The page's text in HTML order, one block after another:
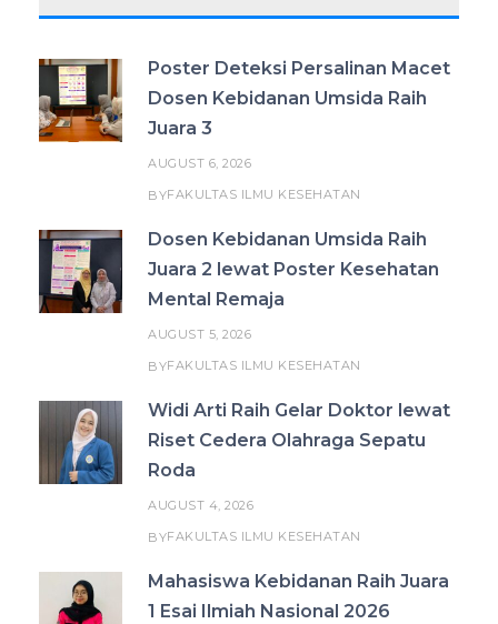
Poster Deteksi Persalinan Macet
Dosen Kebidanan Umsida Raih
Juara 3
AUGUST 6, 2026
BYFAKULTAS ILMU KESEHATAN
Dosen Kebidanan Umsida Raih
Juara 2 lewat Poster Kesehatan
Mental Remaja
AUGUST 5, 2026
BYFAKULTAS ILMU KESEHATAN
Widi Arti Raih Gelar Doktor lewat
Riset Cedera Olahraga Sepatu
Roda
AUGUST 4, 2026
BYFAKULTAS ILMU KESEHATAN
Mahasiswa Kebidanan Raih Juara
1 Esai Ilmiah Nasional 2026